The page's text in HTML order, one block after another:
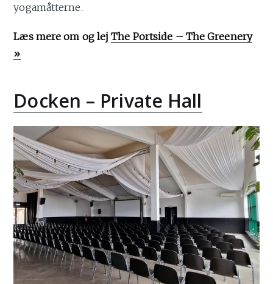
yogamåtterne.
Læs mere om og lejThe Portside – The Greenery
»
Docken – Private Hall